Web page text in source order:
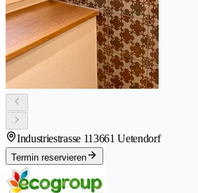
Industriestrasse 113661 Uetendorf
Termin reservieren